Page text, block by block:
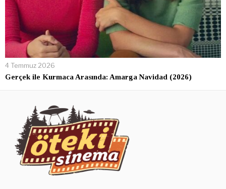
4 Temmuz 2026
Gerçek ile Kurmaca Arasında: Amarga Navidad (2026)